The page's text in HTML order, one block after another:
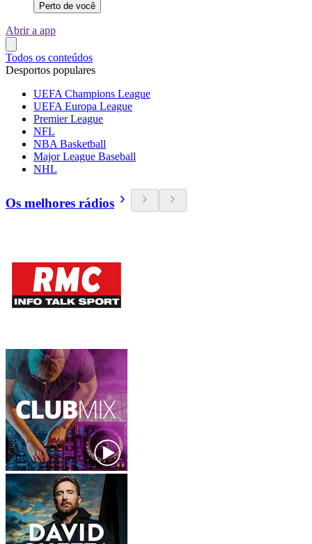
Perto de você
Abrir a app
Todos os conteúdos
Desportos populares
UEFA Champions League
UEFA Europa League
Premier League
NFL
NBA Basketball
Major League Baseball
NHL
Os melhores rádios